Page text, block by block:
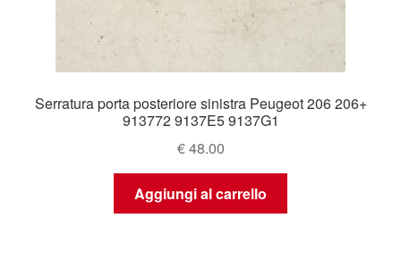
Serratura porta posteriore sinistra Peugeot 206 206+
913772 9137E5 9137G1
€48.00
Aggiungi al carrello